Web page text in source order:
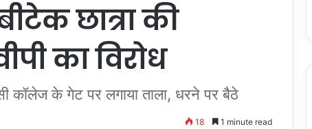
छात्रा की
का विरोध
कॉलेज के गेट पर लगाया ताला, धरने पर बैठे
18 1 minute read